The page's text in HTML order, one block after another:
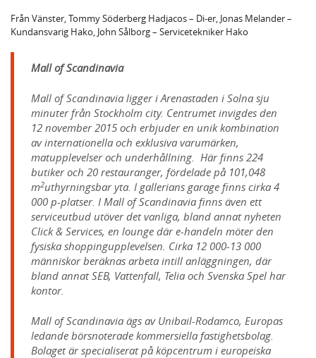
Från Vänster, Tommy Söderberg Hadjacos – Di-er, Jonas Melander –
Kundansvarig Hako, John Sålborg – Servicetekniker Hako
Mall of Scandinavia
Mall of Scandinavia ligger i Arenastaden i Solna sju
minuter från Stockholm city. Centrumet invigdes den
12 november 2015 och erbjuder en unik kombination
av internationella och exklusiva varumärken,
matupplevelser och underhållning. Här finns 224
butiker och 20 restauranger, fördelade på 101,048
m2uthyrningsbar yta. I gallerians garage finns cirka 4
000 p-platser. I Mall of Scandinavia finns även ett
serviceutbud utöver det vanliga, bland annat nyheten
Click & Services, en lounge där e-handeln möter den
fysiska shoppingupplevelsen. Cirka 12 000-13 000
människor beräknas arbeta intill anläggningen, där
bland annat SEB, Vattenfall, Telia och Svenska Spel har
kontor.
Mall of Scandinavia ägs av Unibail-Rodamco, Europas
ledande börsnoterade kommersiella fastighetsbolag.
Bolaget är specialiserat på köpcentrum i europeiska